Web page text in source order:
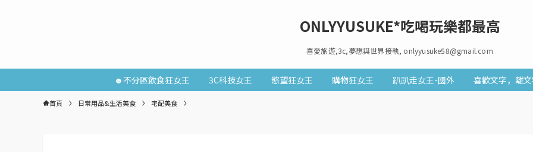
ONLYYUSUKE*吃喝玩樂都最高
喜愛旅遊,3c,夢想與世界接軌, onlyyusuke58@gmail.com
☻不分區飲食狂女王 3C科技女王 慾望狂女王 購物狂女王 趴趴走女王-國外 喜歡文字，離
首頁 日常用品&生活美食 宅配美食